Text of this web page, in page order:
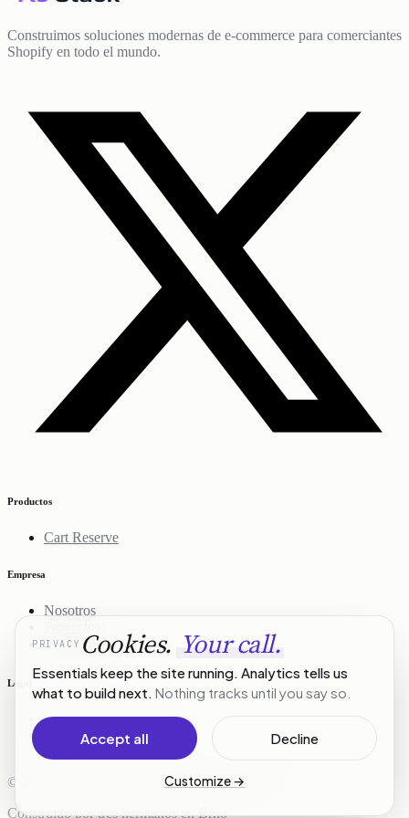
Construimos soluciones modernas de e-commerce para comerciantes
Shopify en todo el mundo.
Productos
Cart Reserve
Empresa
Nosotros
Contacto
Legal
Política de privacidad
Términos del servicio
© 2026 R3Stack. Todos los derechos reservados.
Construido por tres hermanos en Brno
PRIVACY Cookies. Your call.
Essentials keep the site running. Analytics tells us
what to build next. Nothing tracks until you say so.
Accept all Decline
Customize→